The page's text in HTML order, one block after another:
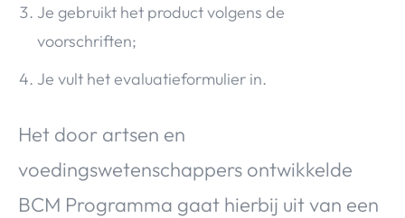
Je gebruikt het product volgens de
voorschriften;
Je vult het evaluatieformulier in.
Het door artsen en
voedingswetenschappers ontwikkelde
BCM Programma gaat hierbij uit van een